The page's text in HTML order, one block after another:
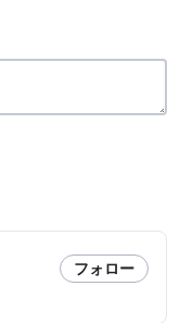
フォロー